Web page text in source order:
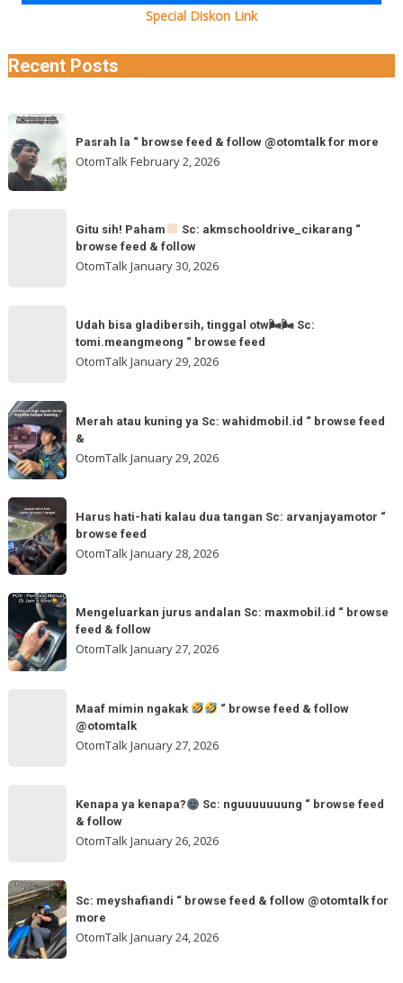
Special Diskon Link
Recent Posts
Pasrah
la
browse
@otomtalk
Pasrah la “ browse feed & follow @otomtalk for more
OtomTalkFebruary 2, 2026
akmschooldrive_cikarang
&
follow
Gitu sih! Paham
Sc: akmschooldrive_cikarang “
browse feed & follow
OtomTalkJanuary 30, 2026
gladibersih,
otw
🌬
🌬
Sc:
“
browse
feed
Udah bisa gladibersih, tinggal otw🌬🌬 Sc:
tomi.meangmeong “ browse feed
OtomTalkJanuary 29, 2026
Merah
atau
kuning
ya
Sc:
wahidmobil.id
“
browse
Merah atau kuning ya Sc: wahidmobil.id “ browse feed
&
OtomTalk January 29, 2026
Harus
hati-
hati
kalau
dua
tangan
Sc:
arvanjayamotor
Harus hati-hati kalau dua tangan Sc: arvanjayamotor “
browse feed
OtomTalkJanuary 28, 2026
Mengeluarkan
jurus
andalan
Sc:
Mengeluarkan jurus andalan Sc: maxmobil.id “ browse
feed & follow
OtomTalkJanuary 27, 2026
follow
@otomtalk
Maaf mimin ngakak
“ browse feed & follow
@otomtalk
OtomTalkJanuary 27, 2026
Sc:
nguuuuuuung
“
browse
Kenapa ya kenapa?
Sc: nguuuuuuung “ browse feed
& follow
OtomTalkJanuary 26, 2026
Sc:
meyshafiandi
“
browse
Sc: meyshafiandi “ browse feed & follow @otomtalk for
more
OtomTalkJanuary 24, 2026